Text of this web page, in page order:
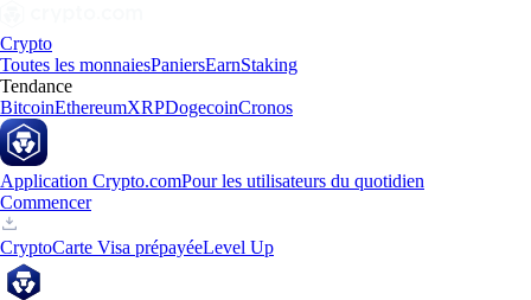
Crypto
Toutes les monnaiesPaniersEarnStaking
Tendance
BitcoinEthereumXRPDogecoinCronos
Application Crypto.comPour les utilisateurs du quotidien
Commencer
CryptoCarte Visa prépayéeLevel Up